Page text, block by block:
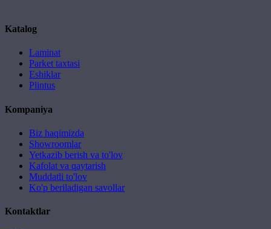
Katalog
Laminat
Parket taxtasi
Eshiklar
Plintus
Kompaniya
Biz haqimizda
Showroomlar
Yetkazib berish va to'lov
Kafolat va qaytarish
Muddatli to'lov
Ko'p beriladigan savollar
Kontaktlar